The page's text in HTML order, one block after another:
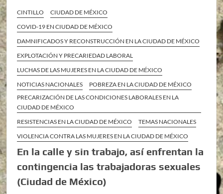
CINTILLO
CIUDAD DE MÉXICO
COVID-19 EN CIUDAD DE MÉXICO
DAMNIFICADOS Y RECONSTRUCCIÓN EN LA CIUDAD DE MÉXICO
EXPLOTACIÓN Y PRECARIEDAD LABORAL
LUCHAS DE LAS MUJERES EN LA CIUDAD DE MÉXICO
NOTICIAS NACIONALES
POBREZA EN LA CIUDAD DE MÉXICO
PRECARIZACIÓN DE LAS CONDICIONES LABORALES EN LA
CIUDAD DE MÉXICO
RESISTENCIAS EN LA CIUDAD DE MÉXICO
TEMAS NACIONALES
VIOLENCIA CONTRA LAS MUJERES EN LA CIUDAD DE MÉXICO
En la calle y sin trabajo, así enfrentan la
contingencia las trabajadoras sexuales
(Ciudad de México)